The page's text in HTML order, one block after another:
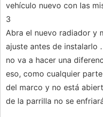
vehículo nuevo con las
3
Abra el nuevo radiador y
ajuste antes de instalarlo
no va a hacer una
eso, como cualquier
del marco y no está
de la parrilla no se